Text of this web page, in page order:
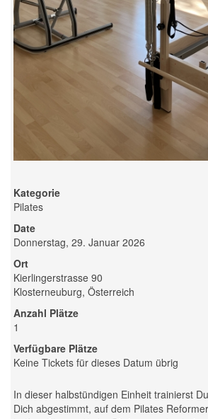
Kategorie
Pilates
Date
Donnerstag, 29. Januar 2026
Ort
Kierlingerstrasse 90
Klosterneuburg, Österreich
Anzahl Plätze
1
Verfügbare Plätze
Keine Tickets für dieses Datum übrig
In dieser halbstündigen Einheit trainierst
Dich abgestimmt, auf dem Pilates